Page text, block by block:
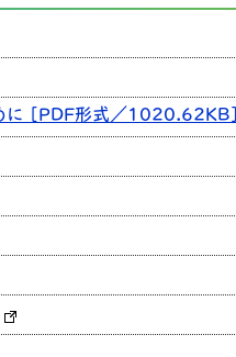
に [PDF形式／1020.62KB]